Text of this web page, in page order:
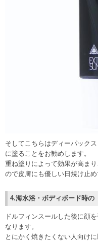
そしてこちらはディーパッ
に塗ることをお勧めします。
重ね塗りによって効果が高ま
ので皮膚にも優しい日焼け止め
4.海水浴・ボディボード時の
ドルフィンスールした後に顔
なります。
とにかく焼きたくない人向け